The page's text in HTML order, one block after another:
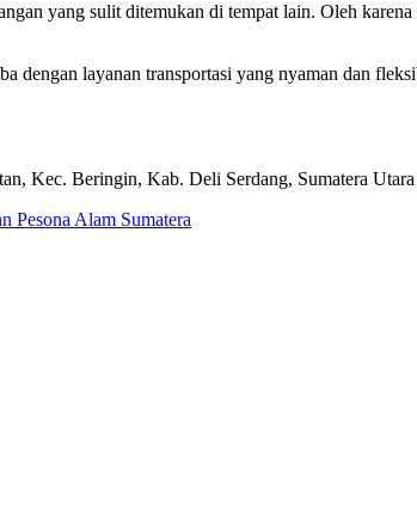
yang sulit ditemukan di tempat lain. Oleh
dengan layanan transportasi yang nyaman dan
Kec. Beringin, Kab. Deli Serdang, Sumatera Utara
Pesona Alam Sumatera